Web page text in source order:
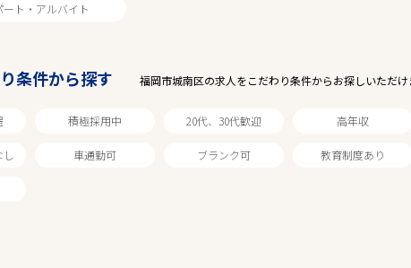
ート・アルバイト
条件から探す 福岡市城南区の求人をこだわり条件からお探しいただけ
積極採用中 20代、30代歓迎 高年収
し 車通勤可 ブランク可 教育制度あり